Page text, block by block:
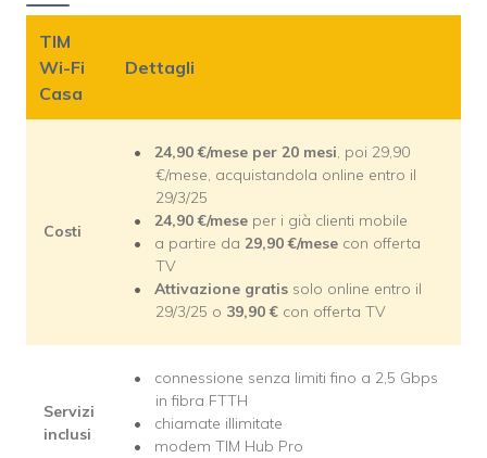
TIM
Wi-Fi
Casa
Dettagli
Costi
24,90 €/mese per 20 mesi, poi 29,90
€/mese, acquistandola online entro il
29/3/25
24,90 €/mese per i già clienti mobile
a partire da 29,90 €/mese con offerta
TV
Attivazione gratis solo online entro il
29/3/25 o 39,90 € con offerta TV
Servizi
inclusi
connessione senza limiti fino a 2,5 Gbps
in fibra FTTH
chiamate illimitate
modem TIM Hub Pro